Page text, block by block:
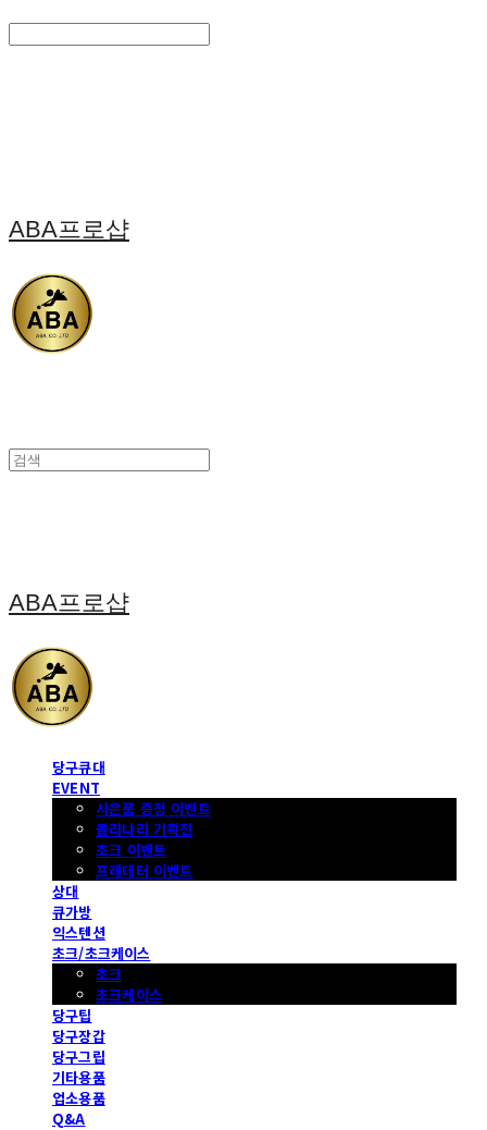
ABA프로샵
ABA프로샵
당구큐대
EVENT
사은품 증정 이벤트
몰리나리 기획전
초크 이벤트
프레데터 이벤트
상대
큐가방
익스텐션
초크/초크케이스
초크
초크케이스
당구팁
당구장갑
당구그립
기타용품
업소용품
Q&A